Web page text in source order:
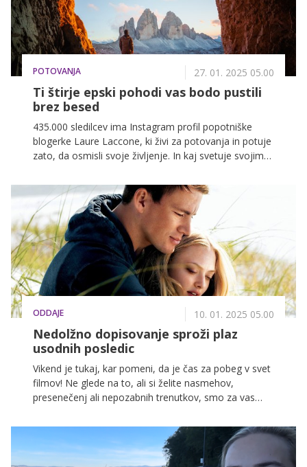
POTOVANJA 27. 01. 2025 05.00
Ti štirje epski pohodi vas bodo pustili
brez besed
435.000 sledilcev ima Instagram profil popotniške
blogerke Laure Laccone, ki živi za potovanja in potuje
zato, da osmisli svoje življenje. In kaj svetuje svojim
leto?
ODDAJE 10. 01. 2025 05.00
Nedolžno dopisovanje sproži plaz
usodnih posledic
Vikend je tukaj, kar pomeni, da je čas za pobeg v svet
filmov! Ne glede na to, ali si želite nasmehov,
presenečenj ali nepozabnih trenutkov, smo za vas
od prvega do zadnjega trenutka. Pripravite kokice in si
rezervirajte mesto na kavču, saj teh filmov ne boste
želeli zamuditi!